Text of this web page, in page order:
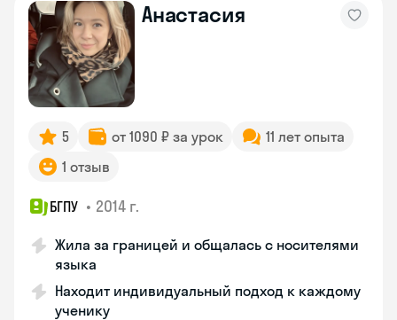
Анастасия
5 от 1090 ₽ за урок
11 лет опыта
1 отзыв
БГПУ • 2014 г.
Жила за границей и общалась с носителями
языка
Находит индивидуальный подход к каждому
ученику